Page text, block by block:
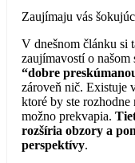
Zaujímaju vás
V dnešnom článku si
zaujímavostí o našom
“dobre
zároveň nič. Existuje
ktoré by ste
možno prekvapia.
rozšíria obzory a
perspektívy.